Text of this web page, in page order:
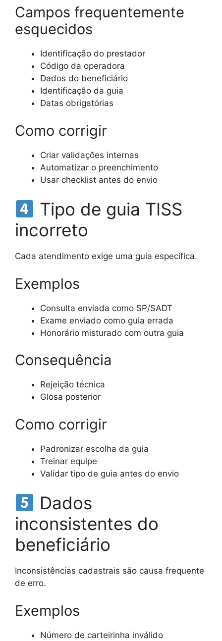
Campos frequentemente
esquecidos
Identificação do prestador
Código da operadora
Dados do beneficiário
Identificação da guia
Datas obrigatórias
Como corrigir
Criar validações internas
Automatizar o preenchimento
Usar checklist antes do envio
Tipo de guia TISS
incorreto
Cada atendimento exige uma guia específica.
Exemplos
Consulta enviada como SP/SADT
Exame enviado como guia errada
Honorário misturado com outra guia
Consequência
Rejeição técnica
Glosa posterior
Como corrigir
Padronizar escolha da guia
Treinar equipe
Validar tipo de guia antes do envio
Dados
inconsistentes do
beneficiário
Inconsistências cadastrais são causa frequente
de erro.
Exemplos
Número de carteirinha inválido